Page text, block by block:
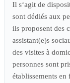
Il s‘agit de
sont dédiés aux
ils proposent des
assistant(e)s
des visites à
personnes sont
établissements